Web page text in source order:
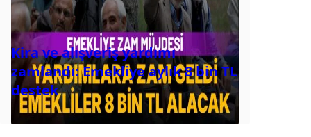
Kira ve alışveriş yardımı
zamlandı: Emekliye aylık 8 bin TL
destek